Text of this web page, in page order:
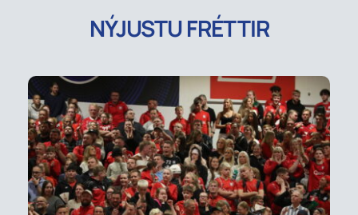
NÝJUSTU FRÉTTIR